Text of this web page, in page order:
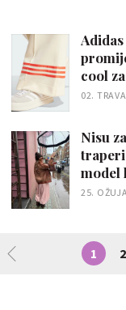
cool
02.
Nisu
model
25.
1 2